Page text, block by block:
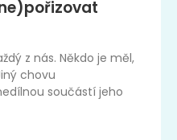
z nás. Někdo je měl,
chovu
součástí jeho